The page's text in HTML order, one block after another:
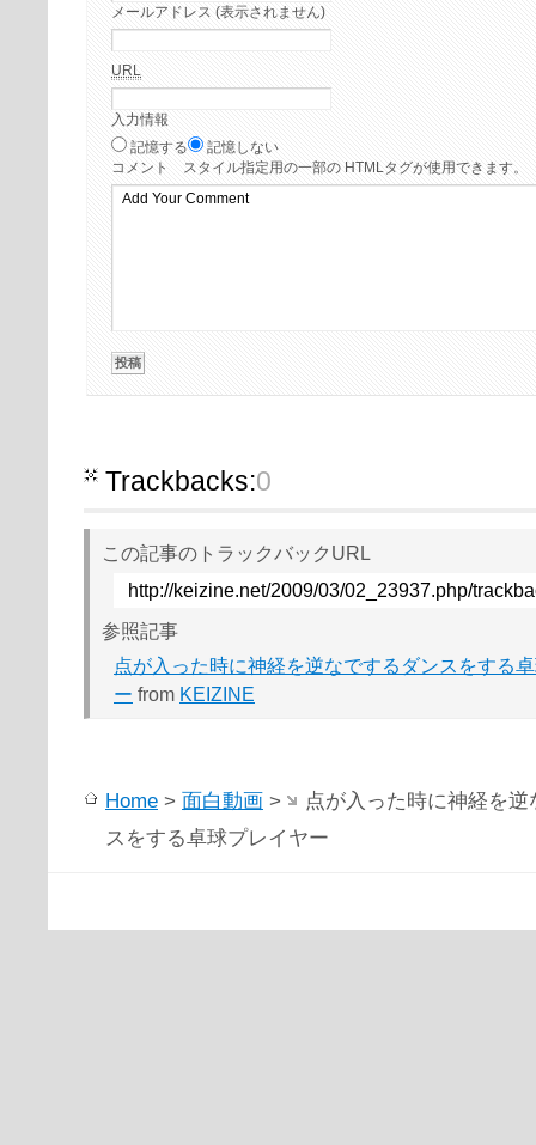
メールアドレス (表示されません)
URL
入力情報
記憶する
記憶しない
コメント
スタイル指定用の一部の HTMLタグが使用できます。
Trackbacks:0
この記事のトラックバックURL
http://keizine.net/2009/03/02_23937.php/
参照記事
点が入った時に神経を逆なでするダンスをする
ー from KEIZINE
Home > 面白動画 >
点が入った時に神経を
スをする卓球プレイヤー